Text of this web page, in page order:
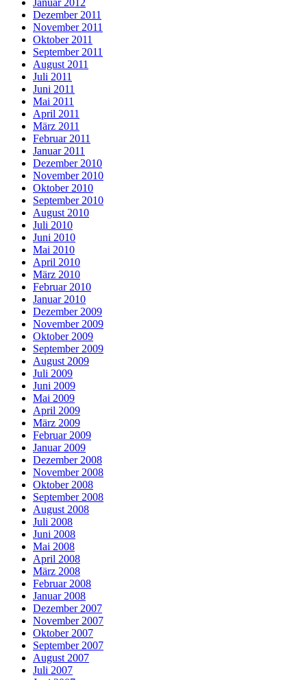
Januar 2012
Dezember 2011
November 2011
Oktober 2011
September 2011
August 2011
Juli 2011
Juni 2011
Mai 2011
April 2011
März 2011
Februar 2011
Januar 2011
Dezember 2010
November 2010
Oktober 2010
September 2010
August 2010
Juli 2010
Juni 2010
Mai 2010
April 2010
März 2010
Februar 2010
Januar 2010
Dezember 2009
November 2009
Oktober 2009
September 2009
August 2009
Juli 2009
Juni 2009
Mai 2009
April 2009
März 2009
Februar 2009
Januar 2009
Dezember 2008
November 2008
Oktober 2008
September 2008
August 2008
Juli 2008
Juni 2008
Mai 2008
April 2008
März 2008
Februar 2008
Januar 2008
Dezember 2007
November 2007
Oktober 2007
September 2007
August 2007
Juli 2007